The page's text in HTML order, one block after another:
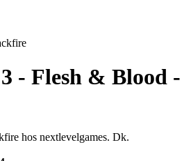
- Flesh & Blood -
hos nextlevelgames. Dk.